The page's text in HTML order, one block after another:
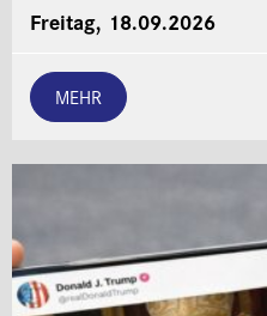
Freitag, 18.09.2026
MEHR